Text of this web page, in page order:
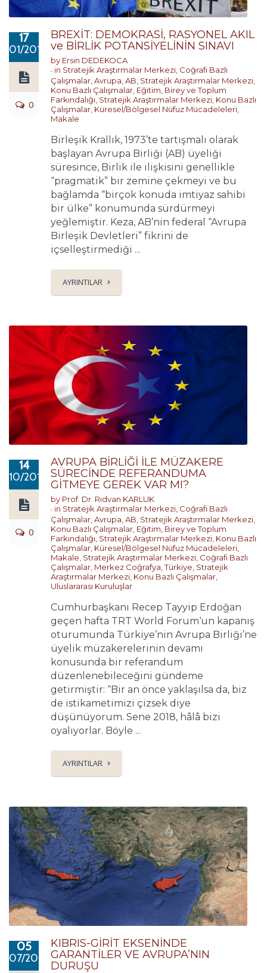
17
01/2019
0
BREXİT: DEMOKRASİ, RASYONEL AKIL
ve BİRLİK POTANSİYELİNİN SINAVI
by Ersin DEDEKOCA
in Stratejik Araştırmalar Merkezi Coğrafi Bazlı
Çalışmalar Avrupa AB Stratejik Araştırmalar Merkezi
Konu Bazlı Çalışmalar Eğitim, Birey ve Toplum
Farkındalığı Stratejik Araştırmalar Merkezi Konu Bazlı
Çalışmalar Küresel/Bölgesel Nüfuz Mücadeleleri
Makale
Birleşik Krallık, 1973’te tartışmalı olarak
başlayan Avrupa Birliği (AB) üyeliği
süresince, Birlik ile ilişkisini genellikle
“pragmatik” bir zemine çekmeyi ve bu
bağlamda “birçok konuda imtiyaz sahibi
bir ülke” konumunda sürdürmeyi
yeğlemiştir. Keza, AB’nin federal “Avrupa
Birleşik Devletleri” fikrini de
içselleştirmediği ...
AYRINTILAR
14
10/2018
0
AVRUPA BİRLİĞİ İLE MÜZAKERE
SÜRECİNDE REFERANDUMA
GİTMEYE GEREK VAR MI?
by Prof. Dr. Rıdvan KARLUK
in Stratejik Araştırmalar Merkezi Coğrafi Bazlı
Çalışmalar Avrupa AB Stratejik Araştırmalar Merkezi
Konu Bazlı Çalışmalar Eğitim, Birey ve Toplum
Farkındalığı Stratejik Araştırmalar Merkezi Konu Bazlı
Çalışmalar Küresel/Bölgesel Nüfuz Mücadeleleri
Makale Stratejik Araştırmalar Merkezi Coğrafi Bazlı
Çalışmalar Merkez Coğrafya ,Türkiye Stratejik
Araştırmalar Merkezi Konu Bazlı Çalışmalar
Uluslararası Kuruluşlar
Cumhurbaşkanı Recep Tayyip Erdoğan
geçen hafta TRT World Forum‘un kapanış
oturumunda Türkiye’nin Avrupa Birliği’ne
üyelik müzakerelerinin devamı
konusunda bir referandum
düzenlenebileceğini gündeme
getirmiştir: “Bir an önce yaklaşılsa da, biz
de istikametimizi çizsek diye
düşünüyorum. Sene 2018, hâlâ bizi
oyalıyorlar. Böyle ...
AYRINTILAR
05
07/2018
KIBRIS-GİRİT EKSENİNDE
GARANTİLER VE AVRUPA’NIN
DURUŞU